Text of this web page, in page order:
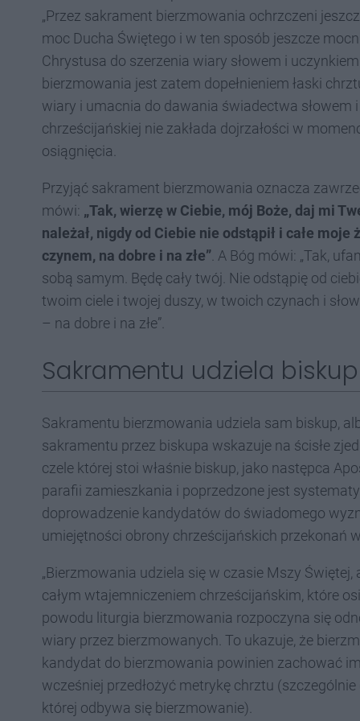
„Przez sakrament bierzmowania ochrzczeni
moc Ducha Świętego i w ten sposób jeszcze
Chrystusa do szerzenia wiary słowem i
bierzmowania jest zatem dopełnieniem łaski
wiary i umacnia do dawania świadectwa
chrześcijańskiej nie zakłada dojrzałości w
osiągnięcia.
Przyjąć sakrament bierzmowania oznacza
mówi: „Tak, wierzę w Ciebie, mój Boże, daj mi
należał, nigdy od Ciebie nie odstąpił i całe moje
czynem, na dobre i na złe” . A Bóg mówi: „Tak,
sobą samym. Będę cały twój. Nie odstąpię od
twoim ciele i twojej duszy, w twoich czynach i
– na dobre i na złe”.
Sakramentu udziela biskup
Sakramentu bierzmowania udziela sam biskup,
sakramentu przez biskupa wskazuje na ścisłe
czele której stoi właśnie biskup, jako następca
parafii zamieszkania i poprzedzone jest
doprowadzenie kandydatów do świadomego
umiejętności obrony chrześcijańskich przekonań
„Bierzmowania udziela się w czasie Mszy
całym wtajemniczeniem chrześcijańskim, które
powodu liturgia bierzmowania rozpoczyna się
wiary przez bierzmowanych. To ukazuje, że
kandydat do bierzmowania powinien zachować
wcześniej przedłożyć metrykę chrztu
której odbywa się bierzmowanie).